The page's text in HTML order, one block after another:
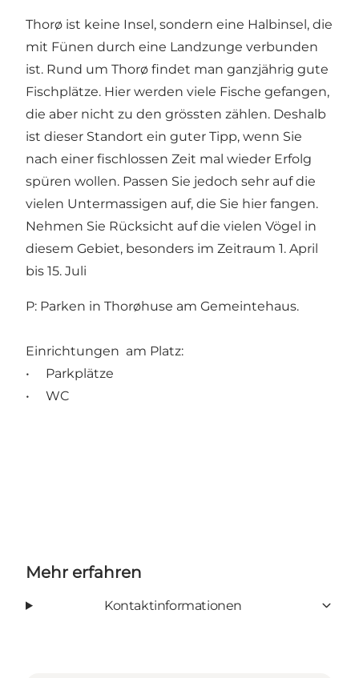
Thorø ist keine Insel, sondern eine Halbinsel, die
mit Fünen durch eine Landzunge verbunden
ist. Rund um Thorø findet man ganzjährig gute
Fischplätze. Hier werden viele Fische gefangen,
die aber nicht zu den grössten zählen. Deshalb
ist dieser Standort ein guter Tipp, wenn Sie
nach einer fischlossen Zeit mal wieder Erfolg
spüren wollen. Passen Sie jedoch sehr auf die
vielen Untermassigen auf, die Sie hier fangen.
Nehmen Sie Rücksicht auf die vielen Vögel in
diesem Gebiet, besonders im Zeitraum 1. April
bis 15. Juli
P: Parken in Thorøhuse am Gemeintehaus.
Einrichtungen am Platz:
• Parkplätze
• WC
Mehr erfahren
Kontaktinformationen